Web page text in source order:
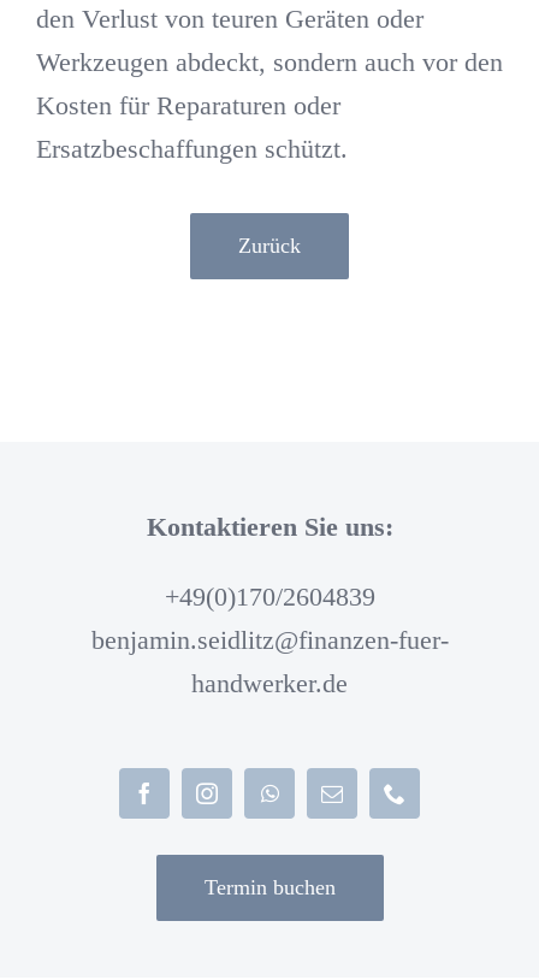
den Verlust von teuren Geräten oder
Werkzeugen abdeckt, sondern auch vor den
Kosten für Reparaturen oder
Ersatzbeschaffungen schützt.
Zurück
Kontaktieren Sie uns:
+49(0)170/2604839
benjamin.seidlitz@finanzen-fuer-
handwerker.de
Termin buchen